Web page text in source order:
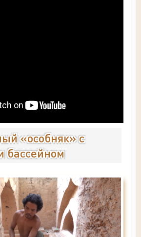
«особняк» с
бассейном